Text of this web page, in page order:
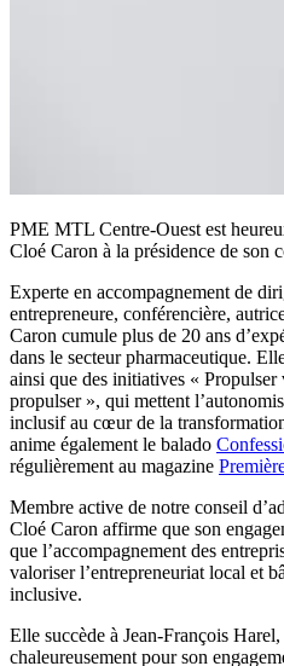
PME MTL Centre-Ouest est
Cloé Caron à la présidence de son
Experte en accompagnement de
entrepreneure, conférencière,
Caron cumule plus de 20 ans
dans le secteur pharmaceutique.
ainsi que des initiatives «
propulser », qui mettent
inclusif au cœur de la
anime également le balado
régulièrement au magazine
Membre active de notre conseil
Cloé Caron affirme que son
que l’accompagnement des
valoriser l’entrepreneuriat local et
inclusive.
Elle succède à Jean-François
chaleureusement pour son